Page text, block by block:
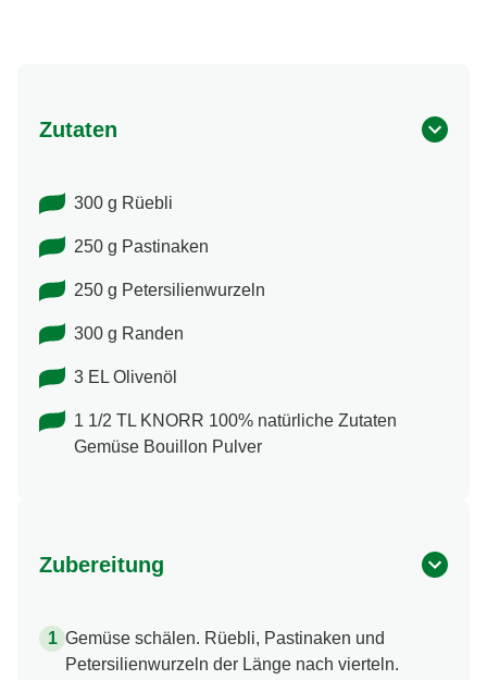
Zutaten
300 g Rüebli
250 g Pastinaken
250 g Petersilienwurzeln
300 g Randen
3 EL Olivenöl
1 1/2 TL KNORR 100% natürliche Zutaten
Gemüse Bouillon Pulver
Zubereitung
Gemüse schälen. Rüebli, Pastinaken und
Petersilienwurzeln der Länge nach vierteln.